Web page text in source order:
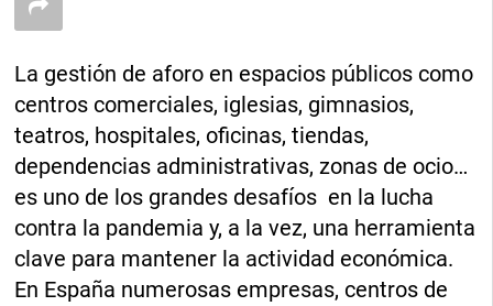
La gestión de aforo en espacios públicos como
centros comerciales, iglesias, gimnasios,
teatros, hospitales, oficinas, tiendas,
dependencias administrativas, zonas de ocio…
es uno de los grandes desafíos en la lucha
contra la pandemia y, a la vez, una herramienta
clave para mantener la actividad económica.
En España numerosas empresas, centros de